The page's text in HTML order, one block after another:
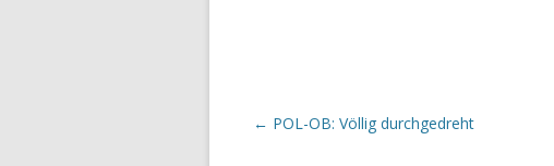
Beitrags-Navigation
← POL-OB: Völlig durchgedreht